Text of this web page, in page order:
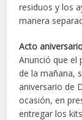
residuos y los
manera
Acto
Anunció que el
de la mañana,
aniversario de
ocasión, en
entregar los